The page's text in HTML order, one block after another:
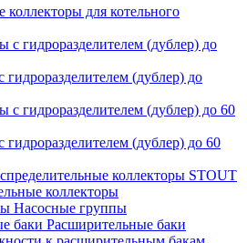
коллекторы для котельного
гидроразделителем (дублер) до
гидроразделителем (дублер) до 60
STOUT
коллекторы
Насосные группы
Расширительные баки